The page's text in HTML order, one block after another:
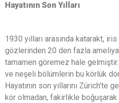
Hayatının Son Yılları
1930 yılları arasında katarakt,
gözlerinden 20 den fazla
tamamen göremez hale
ve neşeli bölümlerin bu körlük
Hayatının son yıllarını Zürich’te
kör olmadan, fakirlikle boğuşarak